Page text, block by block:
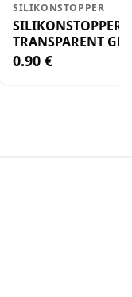
SILIKONSTOPPER
SILIKONSTOPPER
TRANSPARENT
KLEIN
0.90 €